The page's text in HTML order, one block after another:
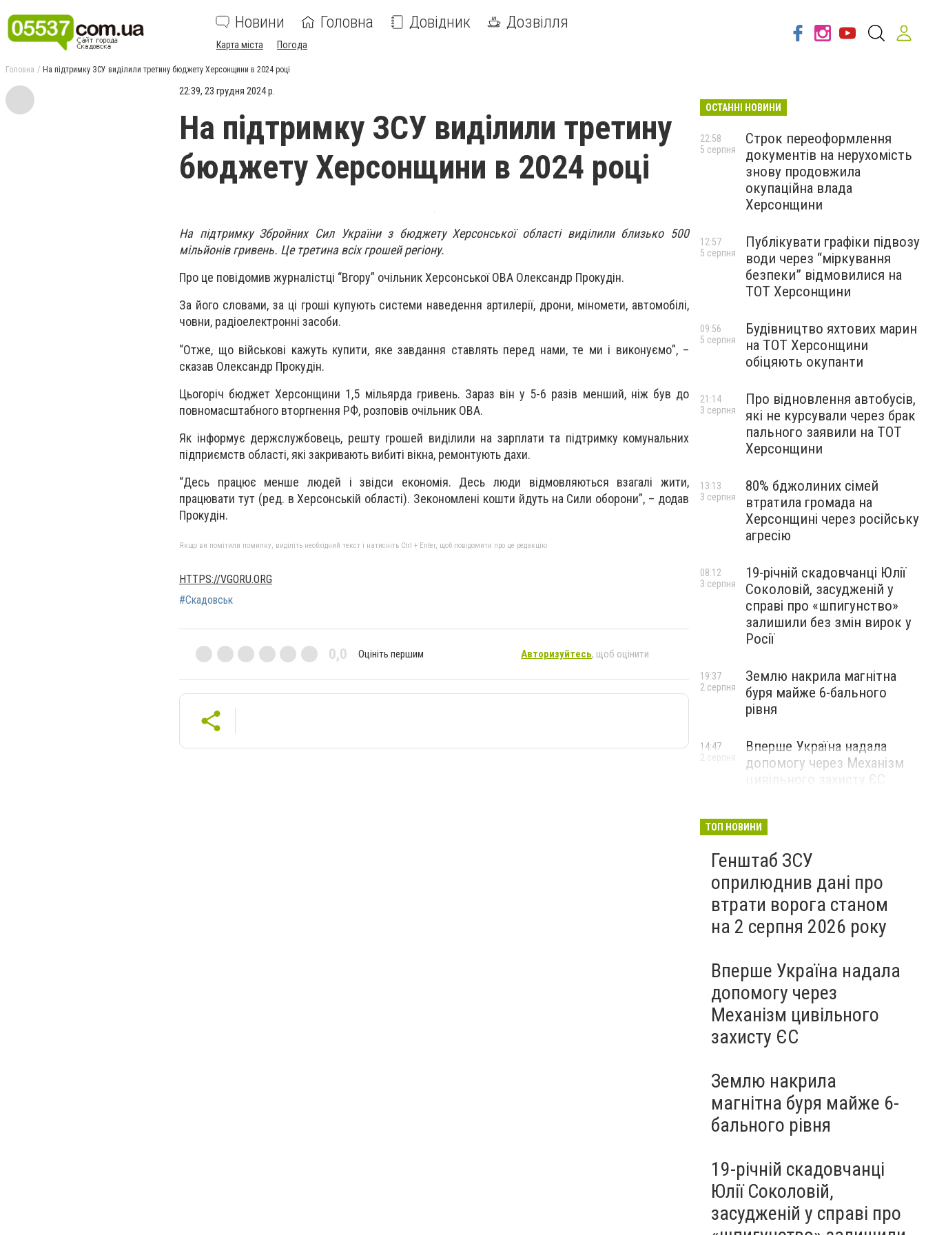
Новини Головна Довідник Дозвілля
Карта міста Погода
Головна На підтримку ЗСУ виділили третину бюджету Херсонщини в 2024 році
22:39, 23 грудня 2024 р.
На підтримку ЗСУ виділили третину
бюджету Херсонщини в 2024 році
На підтримку Збройних Сил України з бюджету Херсонської області виділили близько 500
мільйонів гривень. Це третина всіх грошей регіону.
Про це повідомив журналістці “Вгору” очільник Херсонської ОВА Олександр Прокудін.
За його словами, за ці гроші купують системи наведення артилерії, дрони, міномети, автомобілі,
човни, радіоелектронні засоби.
“Отже, що військові кажуть купити, яке завдання ставлять перед нами, те ми і виконуємо”, –
сказав Олександр Прокудін.
Цьогоріч бюджет Херсонщини 1,5 мільярда гривень. Зараз він у 5-6 разів менший, ніж був до
повномасштабного вторгнення РФ, розповів очільник ОВА.
Як інформує держслужбовець, решту грошей виділили на зарплати та підтримку комунальних
підприємств області, які закривають вибиті вікна, ремонтують дахи.
“Десь працює менше людей і звідси економія. Десь люди відмовляються взагалі жити,
працювати тут (ред. в Херсонській області). Зекономлені кошти йдуть на Сили оборони”, – додав
Прокудін.
Якщо ви помітили помилку, виділіть необхідний текст і натисніть Ctrl + Enter, щоб повідомити про це редакцію
HTTPS://VGORU.ORG
#Скадовськ
0,0 Оцініть першим Авторизуйтесь, щоб оцінити
ОСТАННІ НОВИНИ
Строк переоформлення
документів на нерухомість
знову продовжила
окупаційна влада
Херсонщини
22:58
5 серпня
Публікувати графіки підвозу
води через “міркування
безпеки” відмовилися на
ТОТ Херсонщини
12:57
5 серпня
Будівництво яхтових марин
на ТОТ Херсонщини
обіцяють окупанти
09:56
5 серпня
Про відновлення автобусів,
які не курсували через брак
пального заявили на ТОТ
Херсонщини
21:14
3 серпня
80% бджолиних сімей
втратила громада на
Херсонщині через російську
агресію
13:13
3 серпня
19-річній скадовчанці Юлії
Соколовій, засудженій у
справі про «шпигунство»
залишили без змін вирок у
Росії
08:12
3 серпня
Землю накрила магнітна
буря майже 6-бального
рівня
19:37
2 серпня
Вперше Україна надала
допомогу через Механізм
цивільного захисту ЄС
14:47
2 серпня
ТОП НОВИНИ
Генштаб ЗСУ
оприлюднив дані про
втрати ворога станом
на 2 серпня 2026 року
Вперше Україна надала
допомогу через
Механізм цивільного
захисту ЄС
Землю накрила
магнітна буря майже 6-
бального рівня
19-річній скадовчанці
Юлії Соколовій,
засудженій у справі про